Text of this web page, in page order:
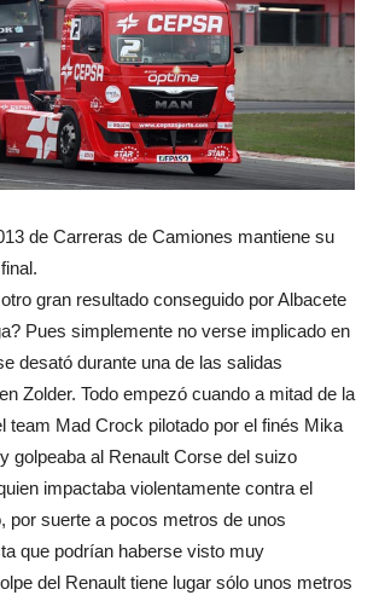
de Carreras de Camiones mantiene su
gran resultado conseguido por Albacete
Pues simplemente no verse implicado en
desató durante una de las salidas
Zolder. Todo empezó cuando a mitad de la
team Mad Crock pilotado por el finés Mika
golpeaba al Renault Corse del suizo
impactaba violentamente contra el
por suerte a pocos metros de unos
que podrían haberse visto muy
del Renault tiene lugar sólo unos metros